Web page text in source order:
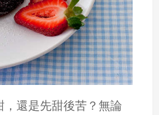
還是先甜後苦？無論